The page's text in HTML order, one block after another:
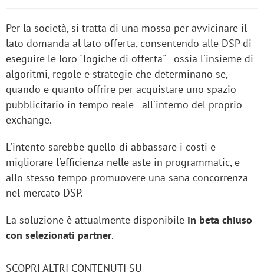
Per la società, si tratta di una mossa per avvicinare il
lato domanda al lato offerta, consentendo alle DSP di
eseguire le loro "logiche di offerta" - ossia l'insieme di
algoritmi, regole e strategie che determinano se,
quando e quanto offrire per acquistare uno spazio
pubblicitario in tempo reale - all'interno del proprio
exchange.
L'intento sarebbe quello di abbassare i costi e
migliorare l'efficienza nelle aste in programmatic, e
allo stesso tempo promuovere una sana concorrenza
nel mercato DSP.
La soluzione è attualmente disponibile in beta chiuso
con selezionati partner.
SCOPRI ALTRI CONTENUTI SU